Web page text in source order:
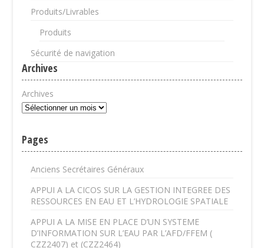
Produits/Livrables
Produits
Sécurité de navigation
Archives
Archives
Pages
Anciens Secrétaires Généraux
APPUI A LA CICOS SUR LA GESTION INTEGREE DES
RESSOURCES EN EAU ET L’HYDROLOGIE SPATIALE
APPUI A LA MISE EN PLACE D’UN SYSTEME
D’INFORMATION SUR L’EAU PAR L’AFD/FFEM (
CZZ2407) et (CZZ2464)